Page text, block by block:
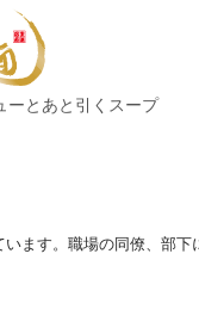
ーとあと引くスープ
ます。職場の同僚、部下